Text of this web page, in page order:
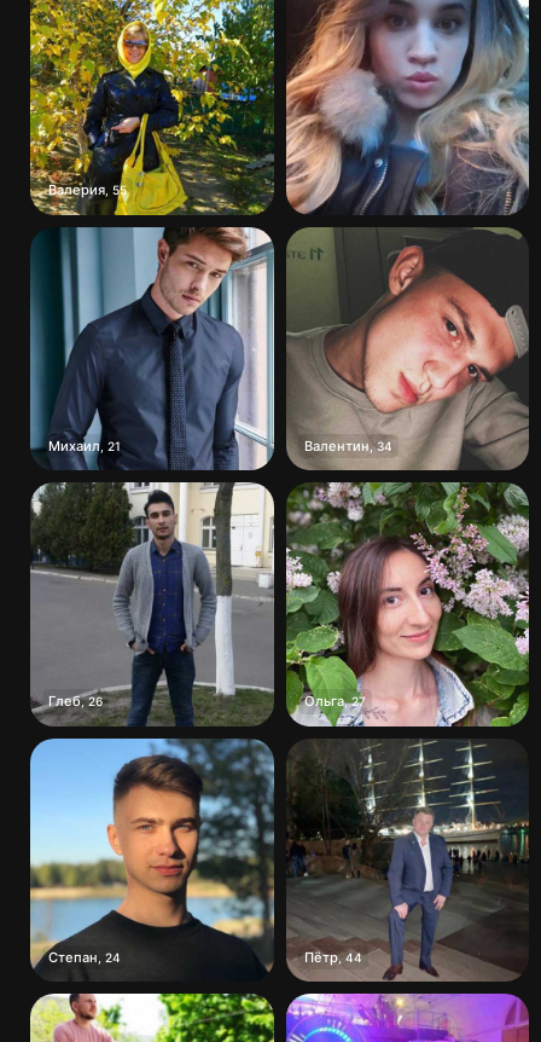
Валерия 55
Михаил, 21 Валентин,34
Глеб,26 Ольга,27
Степан 24 Пётр,44